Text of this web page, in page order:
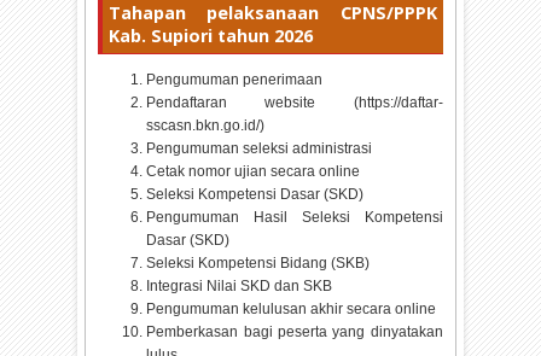
Tahapan pelaksanaan CPNS/PPPK
Kab. Supiori tahun 2026
Pengumuman penerimaan
Pendaftaran website (https://daftar-
sscasn.bkn.go.id/)
Pengumuman seleksi administrasi
Cetak nomor ujian secara online
Seleksi Kompetensi Dasar (SKD)
Pengumuman Hasil Seleksi Kompetensi
Dasar (SKD)
Seleksi Kompetensi Bidang (SKB)
Integrasi Nilai SKD dan SKB
Pengumuman kelulusan akhir secara online
Pemberkasan bagi peserta yang dinyatakan